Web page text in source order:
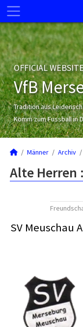
OFFICIAL WEBSITE
VfB
Tradition aus
Komm zum Fussball in
Männer Archiv
Alte Herren :
SV Meuschau